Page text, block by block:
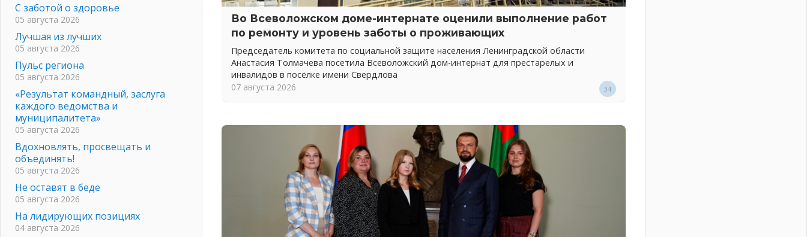
Во Всеволожском доме-интернате оценили выполнение работ
по ремонту и уровень заботы о проживающих
Председатель комитета по социальной защите населения Ленинградской области
Анастасия Толмачева посетила Всеволожский дом-интернат для престарелых и
инвалидов в посёлке имени Свердлова
07 августа 2026
34
С заботой о здоровье
05 августа 2026
Лучшая из лучших
05 августа 2026
Пульс региона
05 августа 2026
«Результат командный, заслуга
каждого ведомства и
муниципалитета»
05 августа 2026
Вдохновлять, просвещать и
объединять!
05 августа 2026
Не оставят в беде
05 августа 2026
На лидирующих позициях
04 августа 2026